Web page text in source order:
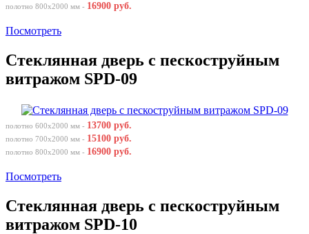
полотно 800х2000 мм - 16900 руб.
Посмотреть
Стеклянная дверь с пескоструйным
витражом SPD-09
полотно 600х2000 мм - 13700 руб.
полотно 700х2000 мм - 15100 руб.
полотно 800х2000 мм - 16900 руб.
Посмотреть
Стеклянная дверь с пескоструйным
витражом SPD-10